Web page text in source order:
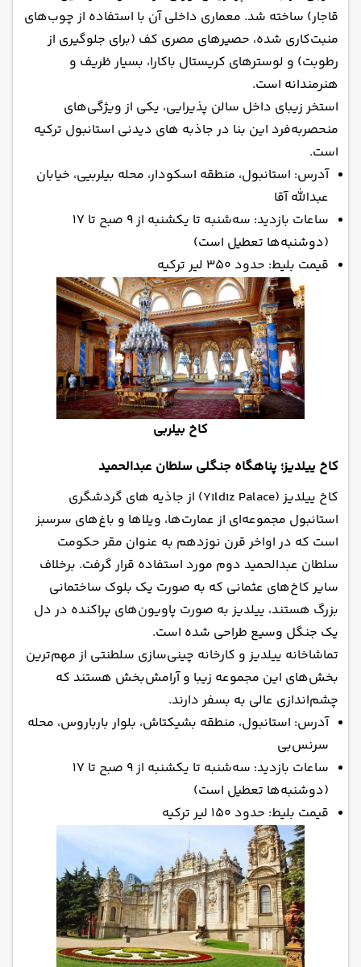
قاجار) ساخته شد. معماری داخلی آن با استفاده از چوب‌های
منبت‌کاری شده، حصیرهای مصری کف (برای جلوگیری از
رطوبت) و لوسترهای کریستال باکارا، بسیار ظریف و
هنرمندانه است.
استخر زیبای داخل سالن پذیرایی، یکی از ویژگی‌های
منحصربه‌فرد این بنا در جاذبه های دیدنی استانبول ترکیه
است.
آدرس: استانبول، منطقه اسکودار، محله بیلربیی، خیابان
عبدالله آقا
ساعات بازدید: سه‌شنبه تا یکشنبه از ۹ صبح تا ۱۷
(دوشنبه‌ها تعطیل است)
قیمت بلیط: حدود ۳۵۰ لیر ترکیه
کاخ بیلربی
کاخ ییلدیز؛ پناهگاه جنگلی سلطان عبدالحمید
کاخ ییلدیز (Yıldız Palace) از جاذیه های گردشگری
استانبول مجموعه‌ای از عمارت‌ها، ویلاها و باغ‌های سرسبز
است که در اواخر قرن نوزدهم به عنوان مقر حکومت
سلطان عبدالحمید دوم مورد استفاده قرار گرفت. برخلاف
سایر کاخ‌های عثمانی که به صورت یک بلوک ساختمانی
بزرگ هستند، ییلدیز به صورت پاویون‌های پراکنده در دل
یک جنگل وسیع طراحی شده است.
تماشاخانه ییلدیز و کارخانه چینی‌سازی سلطنتی از مهم‌ترین
بخش‌های این مجموعه زیبا و آرامش‌بخش هستند که
چشم‌اندازی عالی به بسفر دارند.
آدرس: استانبول، منطقه بشیکتاش، بلوار بارباروس، محله
سرنس‌بی
ساعات بازدید: سه‌شنبه تا یکشنبه از ۹ صبح تا ۱۷
(دوشنبه‌ها تعطیل است)
قیمت بلیط: حدود ۱۵۰ لیر ترکیه